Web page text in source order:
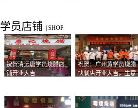
学员店铺 SHOP
祝贺清远唐学员烧腊店
铺开业大吉
祝贺：广州黄学员烧腊
快餐店开业大吉，生意